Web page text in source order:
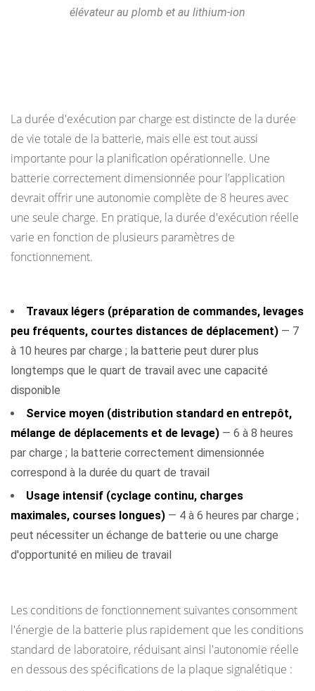
par
type
d'opération :
un
résumé
référence
élévateur au plomb et au lithium-ion
La durée d'exécution par charge est distincte de la durée
de vie totale de la batterie, mais elle est tout aussi
importante pour la planification opérationnelle. Une
batterie correctement dimensionnée pour l’application
devrait offrir une autonomie complète de 8 heures avec
une seule charge. En pratique, la durée d'exécution réelle
varie en fonction de plusieurs paramètres de
fonctionnement.
Travaux légers (préparation de commandes, levages
peu fréquents, courtes distances de déplacement) — 7
à 10 heures par charge ; la batterie peut durer plus
longtemps que le quart de travail avec une capacité
disponible
Service moyen (distribution standard en entrepôt,
mélange de déplacements et de levage) — 6 à 8 heures
par charge ; la batterie correctement dimensionnée
correspond à la durée du quart de travail
Usage intensif (cyclage continu, charges
maximales, courses longues) — 4 à 6 heures par charge ;
peut nécessiter un échange de batterie ou une charge
d'opportunité en milieu de travail
Les conditions de fonctionnement suivantes consomment
l'énergie de la batterie plus rapidement que les conditions
standard de laboratoire, réduisant ainsi l'autonomie réelle
en dessous des spécifications de la plaque signalétique :